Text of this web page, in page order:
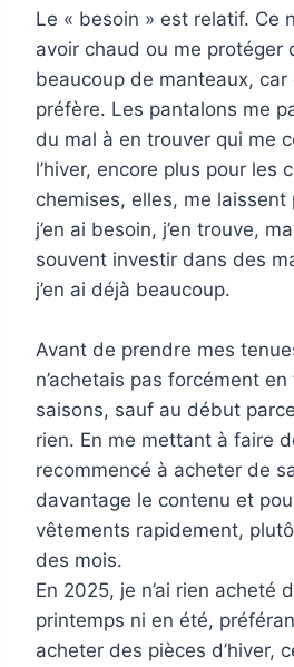
Le « besoin » est relatif. Ce
avoir chaud ou me protéger
beaucoup de manteaux, car
préfère. Les pantalons me
du mal à en trouver qui me
l’hiver, encore plus pour les
chemises, elles, me
j’en ai besoin, j’en trouve,
souvent investir dans des
j’en ai déjà beaucoup.
Avant de prendre mes
n’achetais pas forcément
saisons, sauf au début
rien. En me mettant à faire
recommencé à acheter de
davantage le contenu et
vêtements rapidement,
des mois.
En 2025, je n’ai rien acheté
printemps ni en été,
acheter des pièces d’hiver,